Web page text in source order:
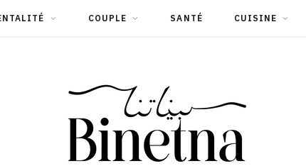
COUPLE SANTÉ CUISINE